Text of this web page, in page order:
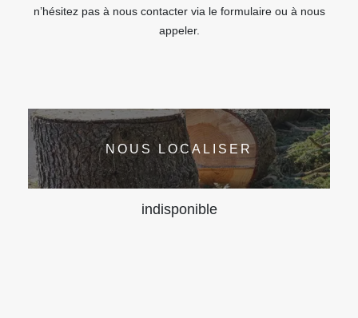
n’hésitez pas à nous contacter via le formulaire ou à nous
appeler.
NOUS LOCALISER
indisponible